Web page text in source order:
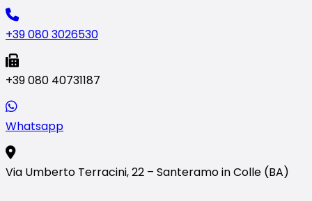
+39 080 3026530
+39 080 40731187
Whatsapp
Via Umberto Terracini, 22 – Santeramo in Colle (BA)